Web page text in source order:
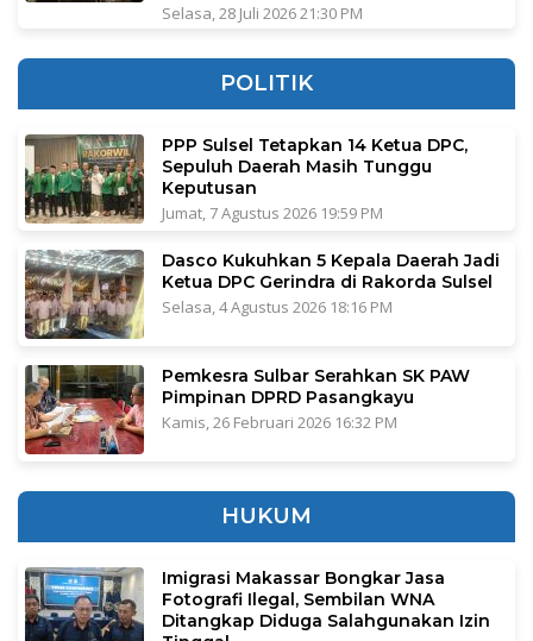
Selasa, 28 Juli 2026 21:30 PM
POLITIK
PPP Sulsel Tetapkan 14 Ketua DPC,
Sepuluh Daerah Masih Tunggu
Keputusan
Jumat, 7 Agustus 2026 19:59 PM
Dasco Kukuhkan 5 Kepala Daerah Jadi
Ketua DPC Gerindra di Rakorda Sulsel
Selasa, 4 Agustus 2026 18:16 PM
Pemkesra Sulbar Serahkan SK PAW
Pimpinan DPRD Pasangkayu
Kamis, 26 Februari 2026 16:32 PM
HUKUM
Imigrasi Makassar Bongkar Jasa
Fotografi Ilegal, Sembilan WNA
Ditangkap Diduga Salahgunakan Izin